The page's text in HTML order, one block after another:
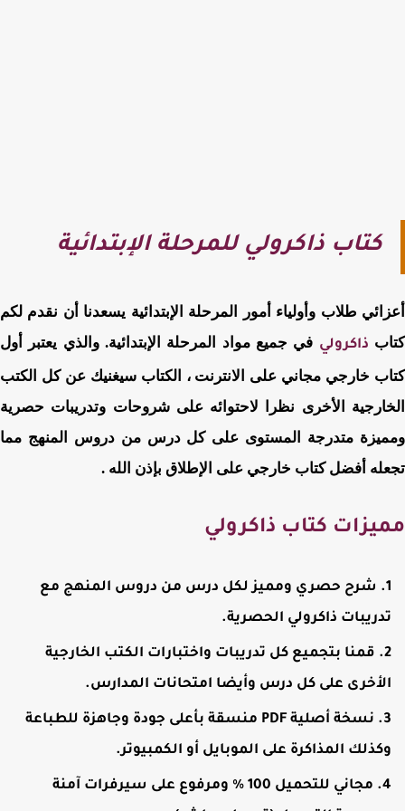
كتاب ذاكرولي للمرحلة الإبتدائية
طلاب وأولياء أمور المرحلة الإبتدائية يسعدنا أن نقدم لكم
ذاكروليفي جميع مواد المرحلة الإبتدائية. والذي يعتبر أول
خارجي مجاني على الانترنت ، الكتاب سيغنيك عن كل الكتب
الأخرى نظرا لاحتوائه على شروحات وتدريبات حصرية
متدرجة المستوى على كل درس من دروس المنهج مما
أفضل كتاب خارجي على الإطلاق بإذن الله .
كتاب ذاكرولي
شرح حصري ومميز لكل درس من دروس المنهج مع
ذاكرولي الحصرية.
قمنا بتجميع كل تدريبات واختبارات الكتب الخارجية
على كل درس وأيضا امتحانات المدارس.
نسخة أصلية PDF منسقة بأعلى جودة وجاهزة للطباعة
المذاكرة على الموبايل أو الكمبيوتر.
مجاني للتحميل 100 % ومرفوع على سيرفرات آمنة